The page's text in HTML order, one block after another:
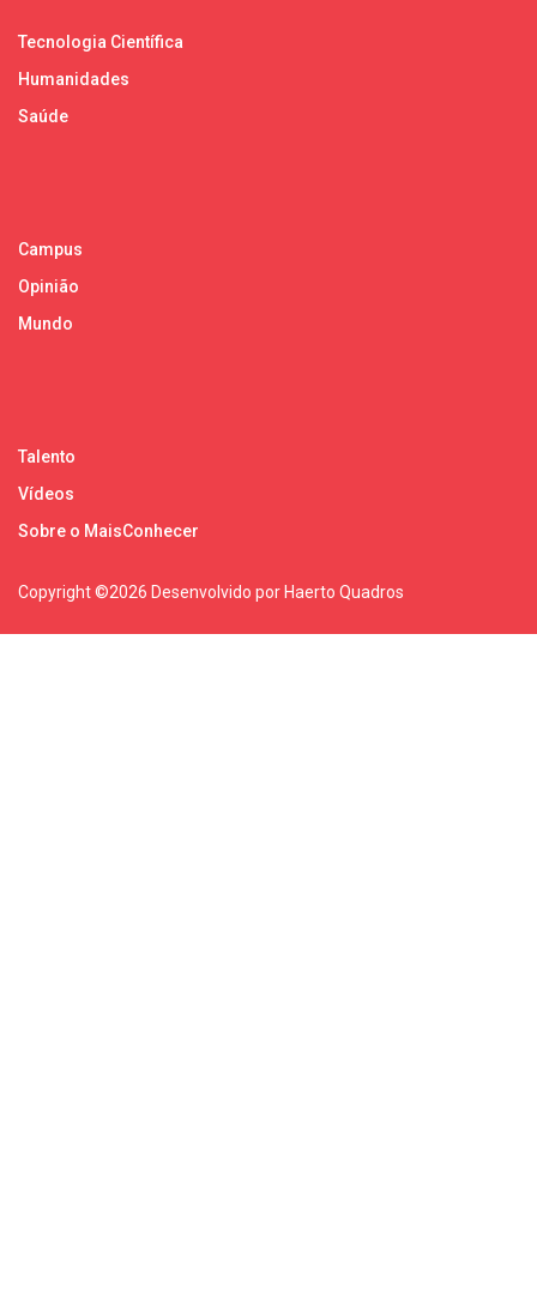
Tecnologia Científica
Humanidades
Saúde
Campus
Opinião
Mundo
Talento
Vídeos
Sobre o MaisConhecer
Copyright ©2026 Desenvolvido por Haerto Quadros